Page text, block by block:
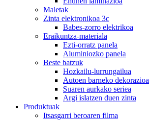
Maletak
Zinta elektronikoa 3c
Babes-zorro elektrikoa
Eraikuntza-materiala
Ezti-orratz panela
Aluminiozko panela
Beste batzuk
Hozkailu-lurrungailua
Autoen barneko dekorazioa
Suaren aurkako seriea
Argi islatzen duen zinta
Produktuak
Itsasgarri beroaren filma